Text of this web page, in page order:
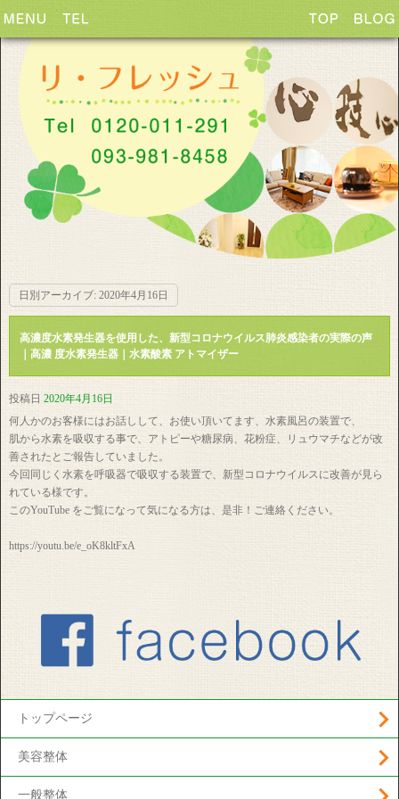
日別アーカイブ: 2020年4月16日
高濃度水素発生器を使用した、新型コロナウイルス肺炎感染者の実際の声
｜高濃 度水素発生器｜水素酸素 アトマイザー
投稿日 2020年4月16日
何人かのお客様にはお話しして、お使い頂いてます、水素風呂の装置で、
肌から水素を吸収する事で、アトピーや糖尿病、花粉症、リュウマチなどが改
善されたとご報告していました。
今回同じく水素を呼吸器で吸収する装置で、新型コロナウイルスに改善が見ら
れている様です。
このYouTube をご覧になって気になる方は、是非！ご連絡ください。
https://youtu.be/e_oK8kltFxA
トップページ
美容整体
一般整体